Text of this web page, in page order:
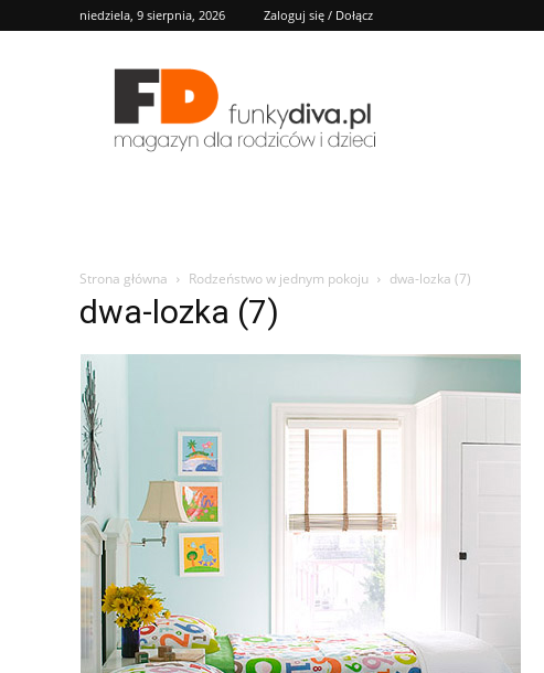
niedziela, 9 sierpnia, 2026 Zaloguj się / Dołącz
FD
Strona główna Rodzeństwo w jednym pokoju dwa-lozka (7)
dwa-lozka (7)